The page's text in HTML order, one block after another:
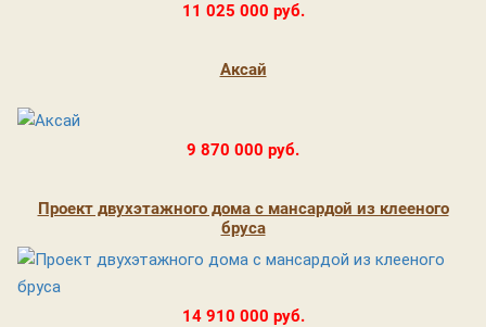
11 025 000 руб.
Аксай
9 870 000 руб.
Проект двухэтажного дома с мансардой из клееного
бруса
14 910 000 руб.